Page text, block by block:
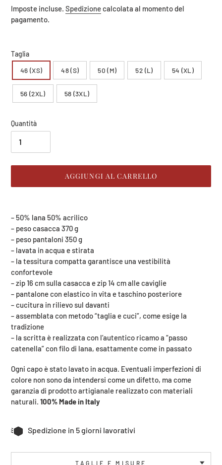
di
listino
Imposte incluse. Spedizionecalcolata al momento del
pagamento.
Taglia
46 (XS)
48 (S) 50 (M) 52 (L) 54 (XL)
56 (2XL) 58 (3XL)
Quantità
AGGIUNGI AL CARRELLO
del
nel
carrello
– 50% lana 50% acrilico
– peso casacca 370 g
– peso pantaloni 350 g
– lavata in acqua e stirata
– la tessitura compatta garantisce una vestibilità
confortevole
– zip 16 cm sulla casacca e zip 14 cm alle caviglie
– pantalone con elastico in vita e taschino posteriore
– cucitura in rilievo sul davanti
– assemblata con metodo “taglia e cuci”, come esige la
tradizione
– la scritta è realizzata con l’autentico ricamo a “passo
catenella” con filo di lana, esattamente come in passato
Ogni capo è stato lavato in acqua. Eventuali imperfezioni di
colore non sono da intendersi come un difetto, ma come
garanzia di prodotto artigianale realizzato con materiali
naturali. 100% Made in Italy
Spedizione in 5 giorni lavorativi
TAGLIE E MISURE